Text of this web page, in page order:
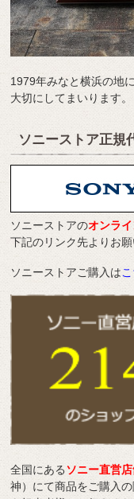
1979年みなと横浜の地
大切にしてまいります。
ソニーストア正規
ソニーストアのオンラ
下記のリンク先よりお
ソニーストアご購入は
全国にあるソニー直営
神）にて商品をご購入